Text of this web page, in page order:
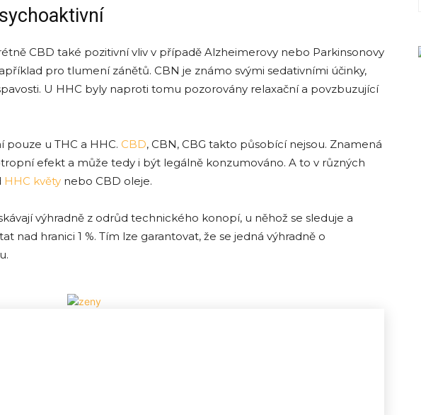
CBD také pozitivní vliv v případě Alzheimerovy nebo Parkinsonovy
pro tlumení zánětů. CBN je známo svými sedativními účinky,
U HHC byly naproti tomu pozorovány relaxační a povzbuzující
pouze u THC a HHC. CBD, CBN, CBG takto působící nejsou. Znamená
efekt a může tedy i být legálně konzumováno. A to v různých
HHC květy nebo CBD oleje.
výhradně z odrůd technického konopí, u něhož se sleduje a
nad hranici 1 %. Tím lze garantovat, že se jedná výhradně o